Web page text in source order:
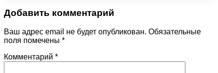
Добавить комментарий
Ваш адрес email не будет опубликован. Обязательные
поля помечены *
Комментарий *